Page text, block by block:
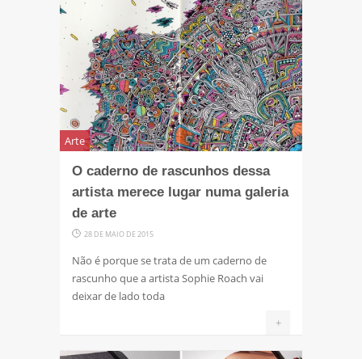
Arte
O caderno de rascunhos dessa
artista merece lugar numa galeria
de arte
28 DE MAIO DE 2015
Não é porque se trata de um caderno de
rascunho que a artista Sophie Roach vai
deixar de lado toda
+